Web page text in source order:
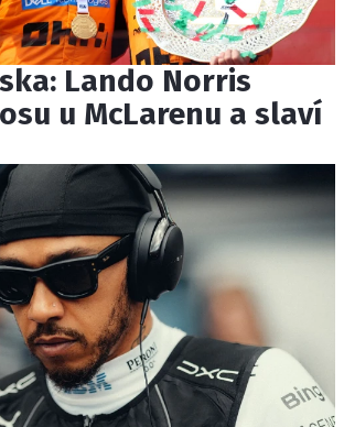
Lando Norris
u McLarenu a slaví